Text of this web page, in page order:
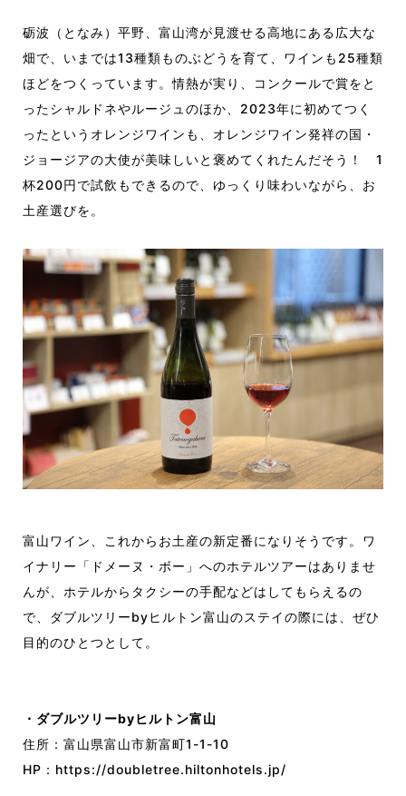
砺波（となみ）平野、富山湾が見渡せる高地にある広大な
畑で、いまでは13種類ものぶどうを育て、ワインも25種類
ほどをつくっています。情熱が実り、コンクールで賞をと
ったシャルドネやルージュのほか、2023年に初めてつく
ったというオレンジワインも、オレンジワイン発祥の国・
ジョージアの大使が美味しいと褒めてくれたんだそう！ 1
杯200円で試飲もできるので、ゆっくり味わいながら、お
土産選びを。
富山ワイン、これからお土産の新定番になりそうです。ワ
イナリー「ドメーヌ・ボー」へのホテルツアーはありませ
んが、ホテルからタクシーの手配などはしてもらえるの
で、ダブルツリーbyヒルトン富山のステイの際には、ぜひ
目的のひとつとして。
・ダブルツリーbyヒルトン富山
住所：富山県富山市新富町1-1-10
HP： https://doubletree.hiltonhotels.jp/